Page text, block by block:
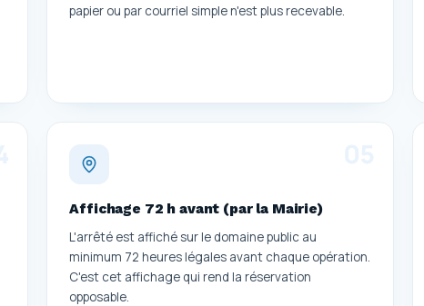
papier ou par courriel simple n'est plus recevable.
Affichage 72 h avant (par la Mairie)
L'arrêté est affiché sur le domaine public au
minimum 72 heures légales avant chaque opération.
C'est cet affichage qui rend la réservation
opposable.